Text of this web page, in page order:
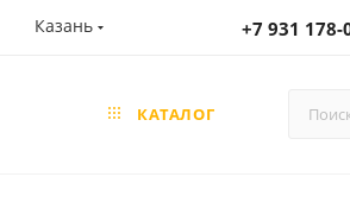
Казань +7 931 178-
КАТАЛОГ